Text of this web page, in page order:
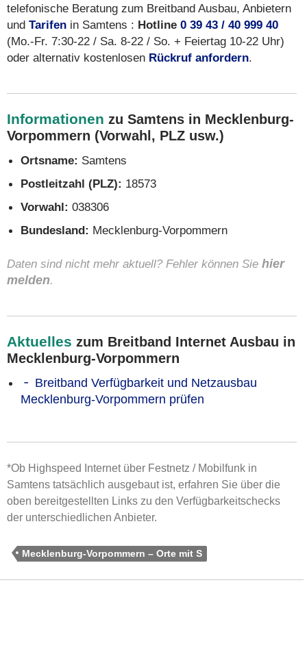
telefonische Beratung zum Breitband Ausbau, Anbietern
und Tarifen in Samtens : Hotline 0 39 43 / 40 999 40
(Mo.-Fr. 7:30-22 / Sa. 8-22 / So. + Feiertag 10-22 Uhr)
oder alternativ kostenlosen Rückruf anfordern.
Informationen zu Samtens in Mecklenburg-
Vorpommern (Vorwahl, PLZ usw.)
Ortsname: Samtens
Postleitzahl (PLZ): 18573
Vorwahl: 038306
Bundesland: Mecklenburg-Vorpommern
Daten sind nicht mehr aktuell? Fehler können Sie hier
melden.
Aktuelles zum Breitband Internet Ausbau in
Mecklenburg-Vorpommern
Breitband Verfügbarkeit und Netzausbau
Mecklenburg-Vorpommern prüfen
*Ob Highspeed Internet über Festnetz / Mobilfunk in
Samtens tatsächlich ausgebaut ist, erfahren Sie über die
oben bereitgestellten Links zu den Verfügbarkeitschecks
der unterschiedlichen Anbieter.
Mecklenburg-Vorpommern – Orte mit S